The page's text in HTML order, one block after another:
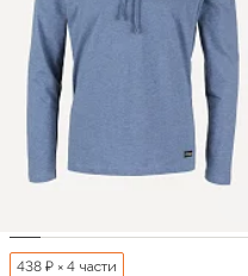
438 ₽ × 4 части